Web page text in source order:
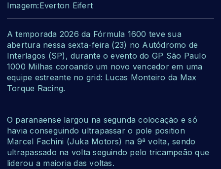
Imagem:Everton Eifert
A temporada 2026 da Fórmula 1600 teve sua
abertura nessa sexta-feira (23) no Autódromo de
Interlagos (SP), durante o evento do GP São Paulo
1000 Milhas coroando um novo vencedor em uma
equipe estreante no grid: Lucas Monteiro da Max
Torque Racing.
O paranaense largou na segunda colocação e só
havia conseguindo ultrapassar o pole position
Marcel Fachini (Juka Motors) na 9ª volta, sendo
ultrapassado na volta seguindo pelo tricampeão que
liderou a maioria das voltas.